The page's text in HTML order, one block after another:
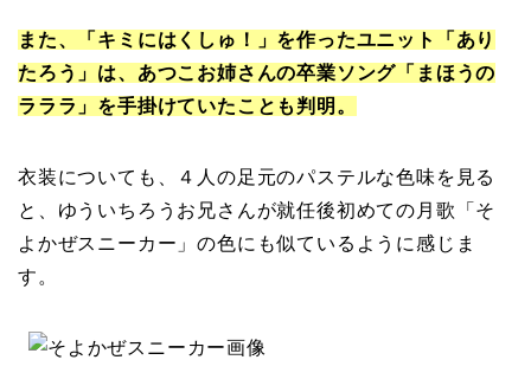
また、「キミにはくしゅ！」を作ったユニット「あり
たろう」は、あつこお姉さんの卒業ソング「まほうの
ラララ」を手掛けていたことも判明。
衣装についても、４人の足元のパステルな色味を見る
と、ゆういちろうお兄さんが就任後初めての月歌「そ
よかぜスニーカー」の色にも似ているように感じま
す。